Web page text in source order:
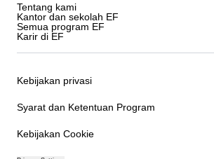
Tentang kami
Kantor dan sekolah EF
Semua program EF
Karir di EF
Kebijakan privasi
Syarat dan Ketentuan Program
Kebijakan Cookie